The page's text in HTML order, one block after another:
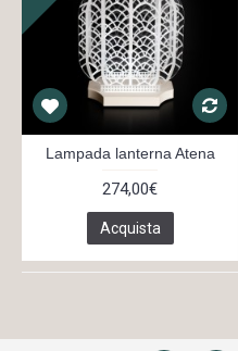
Lampada lanterna Atena
274,00€
Acquista